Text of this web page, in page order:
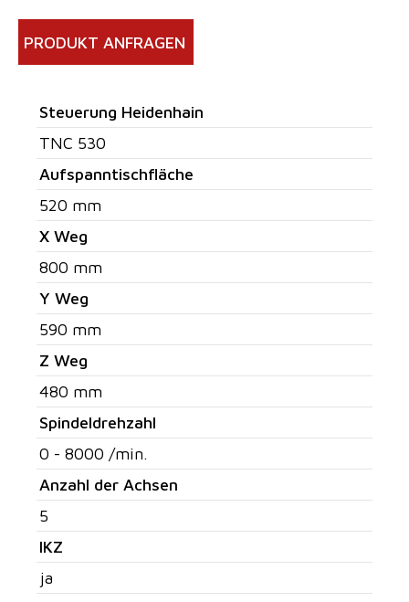
PRODUKT ANFRAGEN
Steuerung Heidenhain
TNC 530
Aufspanntischfläche
520 mm
X Weg
800 mm
Y Weg
590 mm
Z Weg
480 mm
Spindeldrehzahl
0 - 8000 /min.
Anzahl der Achsen
5
IKZ
ja